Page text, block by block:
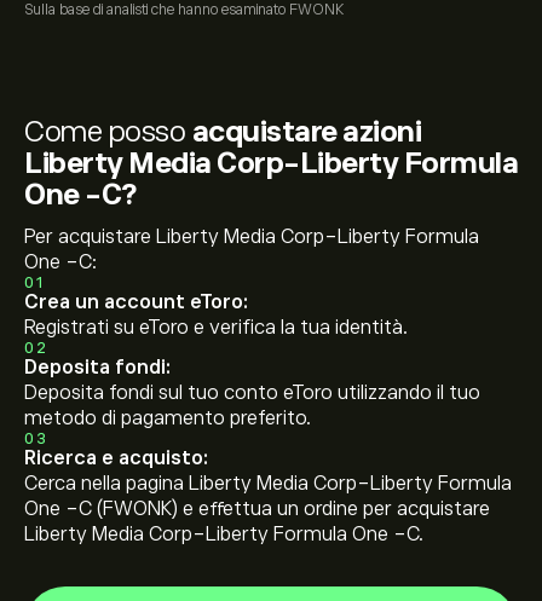
Sulla base di analisti che hanno esaminato FWONK
Come posso acquistare azioni
Liberty Media Corp-Liberty Formula
One -C?
Per acquistare Liberty Media Corp-Liberty Formula
One -C:
01
Crea un account eToro:
Registrati su eToro e verifica la tua identità.
02
Deposita fondi:
Deposita fondi sul tuo conto eToro utilizzando il tuo
metodo di pagamento preferito.
03
Ricerca e acquisto:
Cerca nella pagina Liberty Media Corp-Liberty Formula
One -C (FWONK) e effettua un ordine per acquistare
Liberty Media Corp-Liberty Formula One -C.